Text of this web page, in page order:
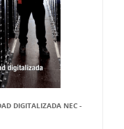
DIGITALIZADA NEC -